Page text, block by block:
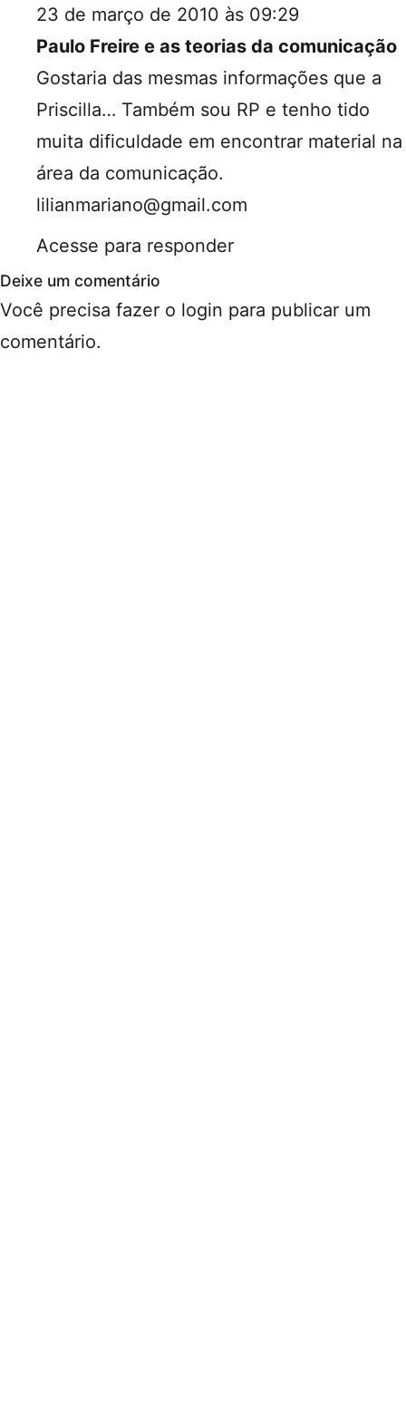
23 de março de 2010 às 09:29
Paulo Freire e as teorias da comunicação
Gostaria das mesmas informações que a
Priscilla… Também sou RP e tenho tido
muita dificuldade em encontrar material na
área da comunicação.
lilianmariano@gmail.com
Acesse para responder
Deixe um comentário
Você precisa fazer o login para publicar um
comentário.